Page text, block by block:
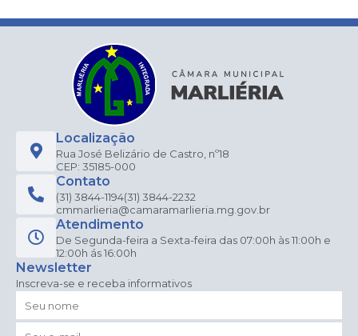
Localização
Rua José Belizário de Castro, nº18
CEP: 35185-000
Contato
(31) 3844-1194(31) 3844-2232
cmmarlieria@camaramarlieria.mg.gov.br
Atendimento
De Segunda-feira a Sexta-feira das 07:00h às 11:00h e
12:00h ás 16:00h
Newsletter
Inscreva-se e receba informativos